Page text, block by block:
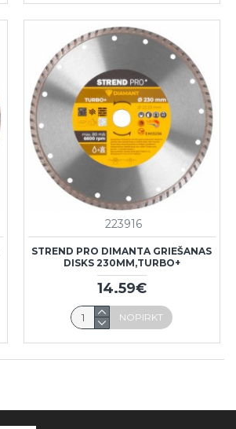
223916
STREND PRO DIMANTA GRIEŠANAS
DISKS 230MM,TURBO+
14.59€
NOPIRKT